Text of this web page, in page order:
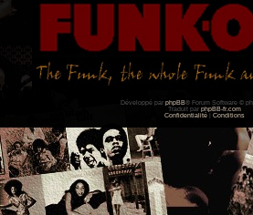
Développé par phpBB® Forum Software ©
Traduit par phpBB-fr.com
Confidentialité
Conditions